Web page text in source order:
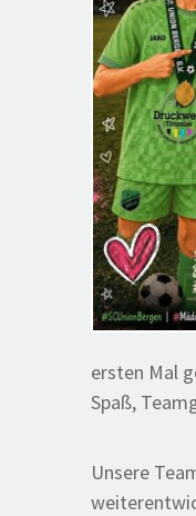
ersten Mal
Spaß,
Unsere